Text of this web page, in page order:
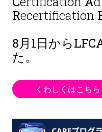
Recertification
8月1日から
た。
くわしくはこちら